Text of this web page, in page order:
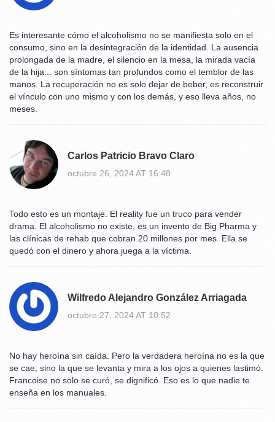
Es interesante cómo el alcoholismo no se manifiesta solo en el
consumo, sino en la desintegración de la identidad. La ausencia
prolongada de la madre, el silencio en la mesa, la mirada vacía
de la hija... son síntomas tan profundos como el temblor de las
manos. La recuperación no es solo dejar de beber, es reconstruir
el vínculo con uno mismo y con los demás, y eso lleva años, no
meses.
Carlos Patricio Bravo Claro
octubre 26, 2024 AT 16:48
Todo esto es un montaje. El reality fue un truco para vender
drama. El alcoholismo no existe, es un invento de Big Pharma y
las clínicas de rehab que cobran 20 millones por mes. Ella se
quedó con el dinero y ahora juega a la víctima.
Wilfredo Alejandro González Arriagada
octubre 27, 2024 AT 10:52
No hay heroína sin caída. Pero la verdadera heroína no es la que
se cae, sino la que se levanta y mira a los ojos a quienes lastimó.
Francoise no solo se curó, se dignificó. Eso es lo que nadie te
enseña en los manuales.